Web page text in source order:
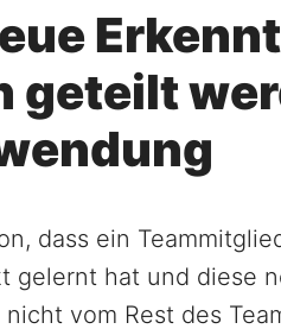
geteilt
dass ein
gelernt hat und diese
vom Rest des